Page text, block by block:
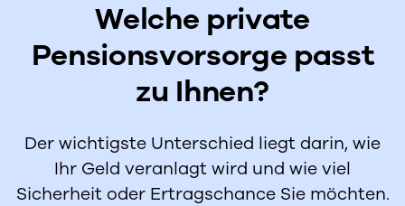
Welche private
Pensionsvorsorge passt
zu Ihnen?
Der wichtigste Unterschied liegt darin, wie
Ihr Geld veranlagt wird und wie viel
Sicherheit oder Ertragschance Sie möchten.